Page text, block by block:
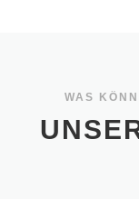
WAS